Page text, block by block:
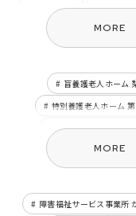
府中保育園
ヴェルデ
友生保育園
第2フ
フレンズうえの
花之木保育園
キ
かしのみ園
ひ
ふたば
ウイングうえの
みどり第二保育園
MORE
盲養護老人ホーム
特別養護老人ホーム
在宅介護支援センター
デイサービスセンタ
MORE
障害福祉サービス事業所